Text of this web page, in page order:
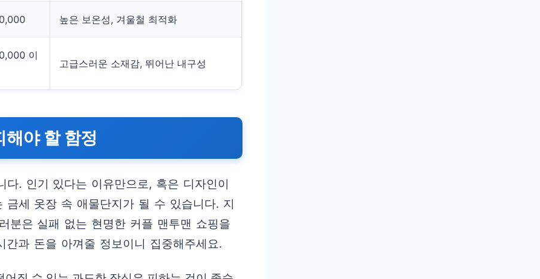
높은 보온성, 겨울철 최적화
이
고급스러운 소재감, 뛰어난 내구성
야 할 함정
. 인기 있다는 이유만으로, 혹은 디자인이
금세 옷장 속 애물단지가 될 수 있습니다. 지
분은 실패 없는 현명한 커플 맨투맨 쇼핑을
과 돈을 아껴줄 정보이니 집중해주세요.